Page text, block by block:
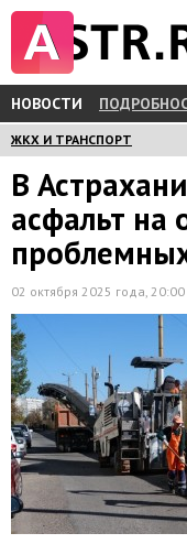
НОВОСТИ
ЖКХ И ТРАНСПОРТ
В
асфальт на
02 октября 2025 года, 20:00